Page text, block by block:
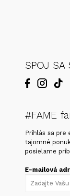
SPOJ SA
#FAME
Prihlás sa pre
tajomné
posielame
E-mailová